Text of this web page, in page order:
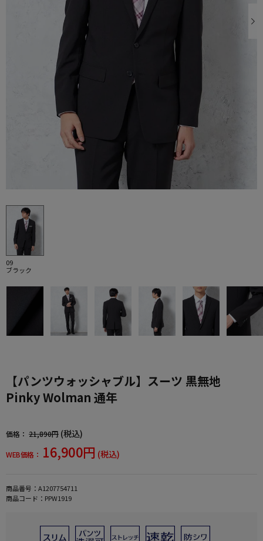
09
ブラック
【パンツウォッシャブル】スーツ 黒無地
Pinky Wolman 通年
価格： 21,890円 (税込)
WEB価格： 16,900円 (税込)
商品番号： A1207754711
商品コード： PPW1919